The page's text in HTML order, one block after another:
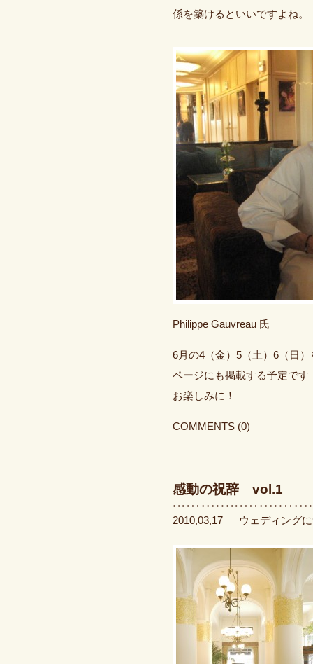
係を築けるといいですよね。
Philippe Gauvreau 氏
6月の4（金）5（土）6（日
ページにも掲載する予定です
お楽しみに！
COMMENTS (0)
感動の祝辞 vol.1
2010,03,17 ｜ ウェディング